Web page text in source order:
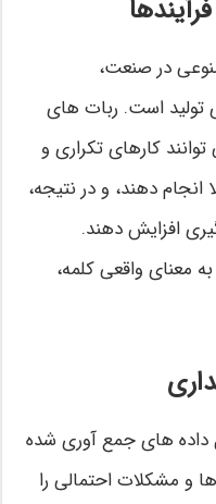
در صنعت،
تولید است. ربات های
کارهای تکراری و
دهند، و در نتیجه،
افزایش دهند.
معنای واقعی کلمه،
های جمع آوری شده
و مشکلات احتمالی را